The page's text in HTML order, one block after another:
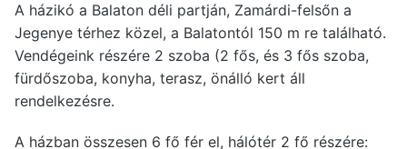
A házikó a Balaton déli partján, Zamárdi-felsőn a
Jegenye térhez közel, a Balatontól 150 m re található.
Vendégeink részére 2 szoba (2 fős, és 3 fős szoba,
fürdőszoba, konyha, terasz, önálló kert áll
rendelkezésre.
A házban összesen 6 fő fér el, hálótér 2 fő részére: